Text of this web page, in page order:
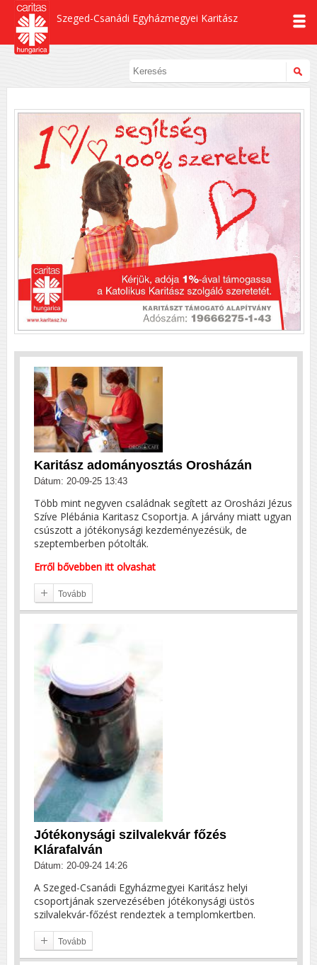
Szeged-Csanádi Egyházmegyei Karitász
Karitász adományosztás Orosházán
Dátum: 20-09-25 13:43
Több mint negyven családnak segített az Orosházi Jézus
Szíve Plébánia Karitasz Csoportja. A járvány miatt ugyan
csúszott a jótékonysági kezdeményezésük, de
szeptemberben pótolták.
Erről bővebben itt olvashat
Tovább
Jótékonysági szilvalekvár főzés
Klárafalván
Dátum: 20-09-24 14:26
A Szeged-Csanádi Egyházmegyei Karitász helyi
csoportjának szervezésében jótékonysági üstös
szilvalekvár-főzést rendeztek a templomkertben.
Tovább